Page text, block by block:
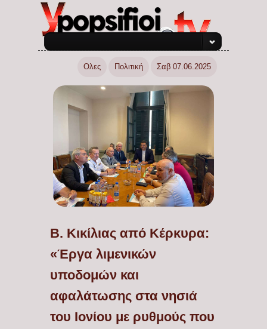
Ολες Πολιτική Σαβ 07.06.2025
Β. Κικίλιας από Κέρκυρα:
«Έργα λιμενικών
υποδομών και
αφαλάτωσης στα νησιά
του Ιονίου με ρυθμούς που